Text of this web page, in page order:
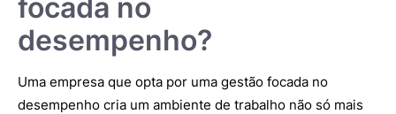
focada no
desempenho?
Uma empresa que opta por uma gestão focada no
desempenho cria um ambiente de trabalho não só mais